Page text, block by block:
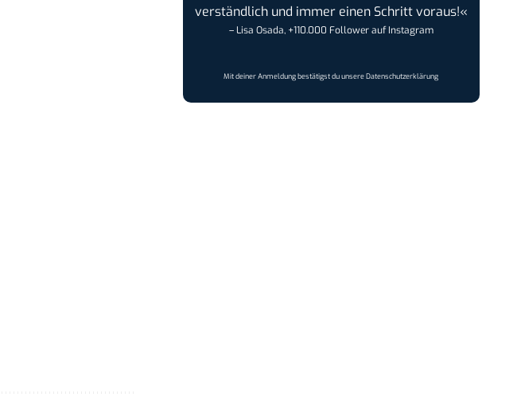
verständlich und immer einen Schritt voraus!«
– Lisa Osada, +110.000 Follower auf Instagram
Mit deiner Anmeldung bestätigst du unsereDatenschutzerklärung